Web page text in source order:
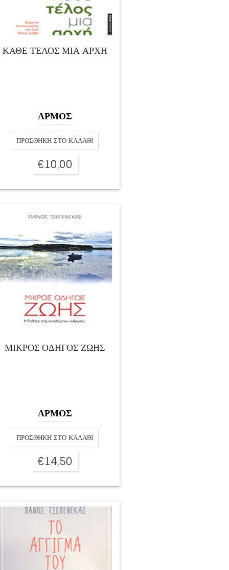
ΚΑΘΕ ΤΕΛΟΣ ΜΙΑ ΑΡΧΗ
ΑΡΜΟΣ
ΠΡΟΣΘΉΚΗ ΣΤΟ ΚΑΛΆΘΙ
€10,00
ΜΙΚΡΟΣ ΟΔΗΓΟΣ ΖΩΗΣ
ΑΡΜΟΣ
ΠΡΟΣΘΉΚΗ ΣΤΟ ΚΑΛΆΘΙ
€14,50